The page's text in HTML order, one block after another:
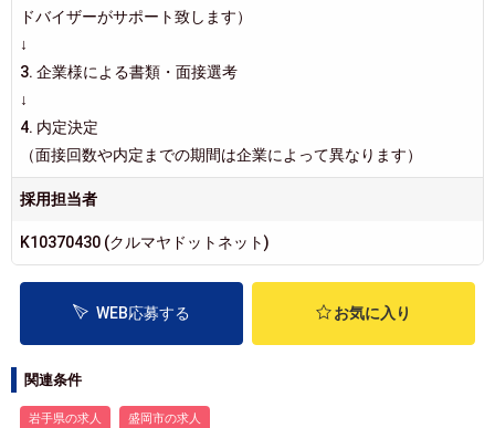
ドバイザーがサポート致します）
↓
3. 企業様による書類・面接選考
↓
4. 内定決定
（面接回数や内定までの期間は企業によって異なります）
採用担当者
K10370430 (クルマヤドットネット)
WEB応募する お気に入り
関連条件
岩手県の求人 盛岡市の求人